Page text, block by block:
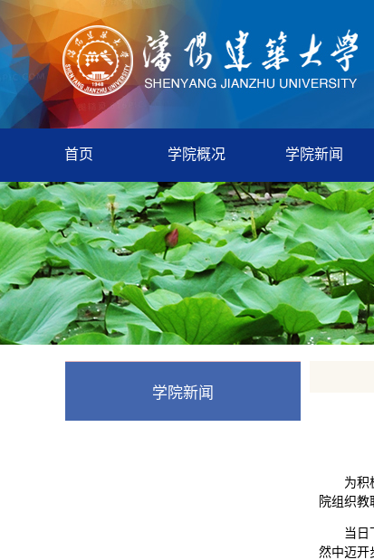
首页 学院概况 学院新闻
学院新闻
为积
院组织教
当日
然中迈开